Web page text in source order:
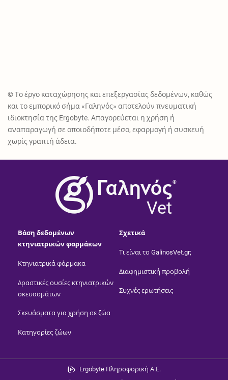
© Το έργο καταχώρησης και επεξεργασίας δεδομένων, καθώς
και το εμπορικό σήμα «Γαληνός» αποτελούν πνευματική
ιδιοκτησία της Ergobyte. Απαγορεύεται η χρήση ή
αναπαραγωγή σε οποιοδήποτε μέσο, εφαρμογή ή συσκευή
χωρίς γραπτή άδεια.
®
Vet
Βάση δεδομένων
κτηνιατρικών φαρμάκων
Κτηνιατρικά φάρμακα
Δραστικές ουσίες κτηνιατρικών
σκευασμάτων
Σκευάσματα για χρήση σε ζώα
Κατηγορίες ζώων
Σχετικά
Τι είναι το GalinosVet.gr;
Διαφημιστική προβολή
Συχνές ερωτήσεις
Ergobyte Πληροφορική Α.Ε.